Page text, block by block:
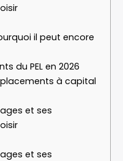
il peut encore
du PEL en 2026
à capital
et ses
et ses